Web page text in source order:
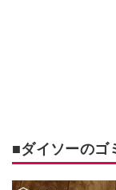
■ダイソーのゴ